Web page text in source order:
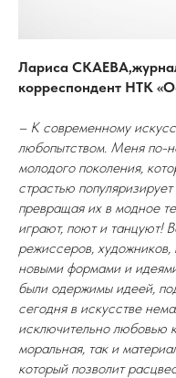
Лариса
корреспондент НТК
– К современному
любопытством. Меня по-
молодого поколения,
страстью
превращая их в модное
играют, поют и танцуют!
режиссеров,
новыми формами и
были одержимы идеей,
сегодня в искусстве
исключительно любовью
моральная, так и
который позволит